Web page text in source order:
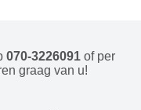
070-3226091 of per
graag van u!